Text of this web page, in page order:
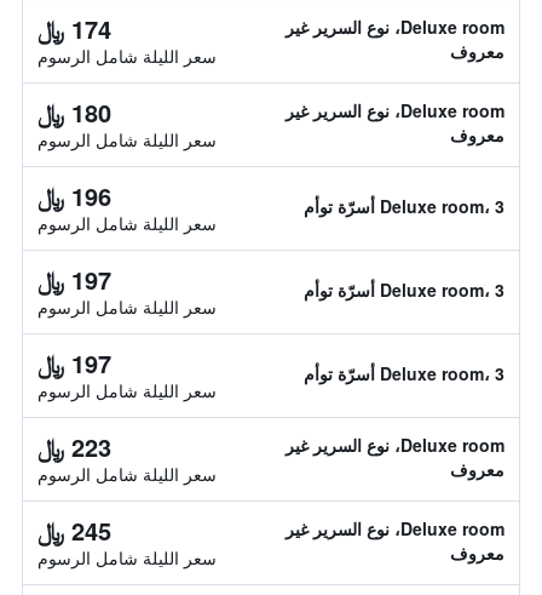
Deluxe room، نوع السرير غير
معروف
174 ﷼
سعر الليلة شامل الرسوم
Deluxe room، نوع السرير غير
معروف
180 ﷼
سعر الليلة شامل الرسوم
Deluxe room، 3 أسرّة توأم 196 ﷼
سعر الليلة شامل الرسوم
Deluxe room، 3 أسرّة توأم 197 ﷼
سعر الليلة شامل الرسوم
Deluxe room، 3 أسرّة توأم 197 ﷼
سعر الليلة شامل الرسوم
Deluxe room، نوع السرير غير
معروف
223 ﷼
سعر الليلة شامل الرسوم
Deluxe room، نوع السرير غير
معروف
245 ﷼
سعر الليلة شامل الرسوم